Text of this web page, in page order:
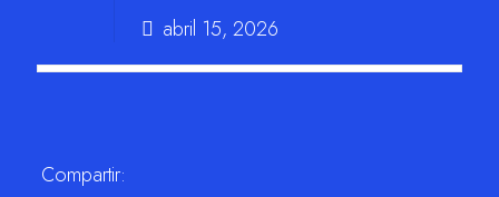
abril 15, 2026
Compartir: